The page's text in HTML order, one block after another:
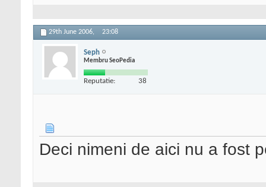
29th June 2006, 23:08
Seph
Membru SeoPedia
Reputatie: 38
Deci nimeni de aici nu a fost